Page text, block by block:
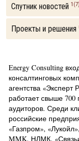
Спутник новостей 1(7)
Проекты и решения
Energy Consulting
консалтинговых
агентства «Эксперт
работает свыше 700
аудиторов. Среди
российские
«Газпром»,
MMK, НЛМК,